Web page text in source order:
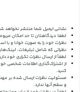
نشانی ایمیل شما منتشر نخواهد
لطفا دیدگاهتان تا حد امکان
نظرات خود را به صورت خوانا و با
نظراتی که شامل تبلیغات،
لطفاً از ارسال نظرات تکراری
از اشتراک‌گذاری اطلاعات شخصی
کنید.
مسئولیت نظرات ارسال شده بر
و سقم آنها ندارد.